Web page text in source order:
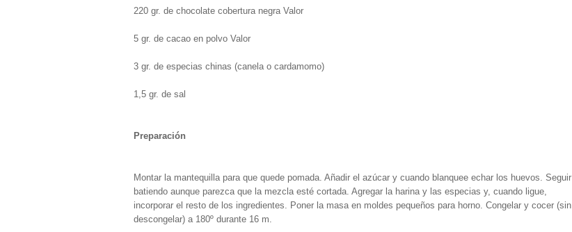
220 gr. de chocolate cobertura negra Valor
5 gr. de cacao en polvo Valor
3 gr. de especias chinas (canela o cardamomo)
1,5 gr. de sal
Preparación
Montar la mantequilla para que quede pomada. Añadir el azúcar y cuando blanquee echar los huevos. Seguir
batiendo aunque parezca que la mezcla esté cortada. Agregar la harina y las especias y, cuando ligue,
incorporar el resto de los ingredientes. Poner la masa en moldes pequeños para horno. Congelar y cocer (sin
descongelar) a 180º durante 16 m.